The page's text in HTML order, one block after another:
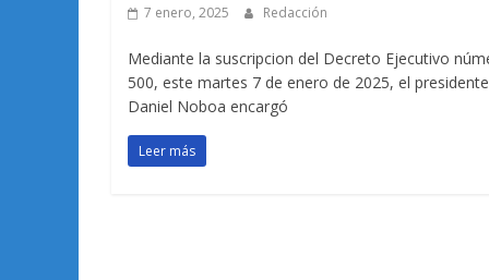
7 enero, 2025 Redacción
Mediante la suscripcion del Decreto Ejecutivo
500, este martes 7 de enero de 2025, el presidente
Daniel Noboa encargó
Leer más